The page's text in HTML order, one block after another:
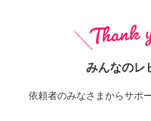
みんなのレ
依頼者のみなさまからサポ